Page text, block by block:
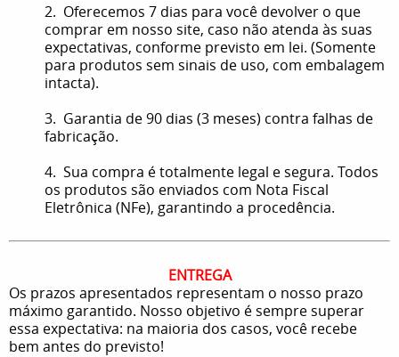
2. Oferecemos 7 dias para você devolver o que
comprar em nosso site, caso não atenda às suas
expectativas, conforme previsto em lei. (Somente
para produtos sem sinais de uso, com embalagem
intacta).
3. Garantia de 90 dias (3 meses) contra falhas de
fabricação.
4. Sua compra é totalmente legal e segura. Todos
os produtos são enviados com Nota Fiscal
Eletrônica (NFe), garantindo a procedência.
ENTREGA
Os prazos apresentados representam o nosso prazo
máximo garantido. Nosso objetivo é sempre superar
essa expectativa: na maioria dos casos, você recebe
bem antes do previsto!